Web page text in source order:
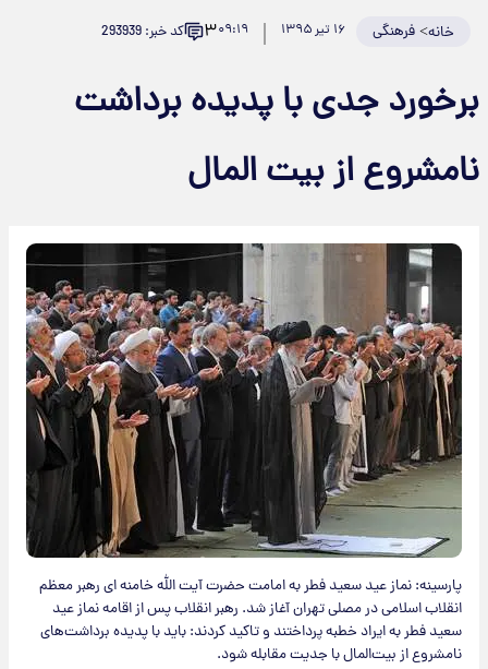
خانه>فرهنگی ۱۶ تیر ۱۳۹۵ ۰۹:۱۹۳ کد خبر: 293939
برخورد جدی با پدیده برداشت
نامشروع از بیت المال
پارسینه: نماز عید سعید فطر به امامت حضرت آیت الله خامنه ای رهبر معظم
انقلاب اسلامی در مصلی تهران آغاز شد. رهبر انقلاب پس از اقامه نماز عید
سعید فطر به ایراد خطبه پرداختند و تاکید کردند: باید با پدیده برداشت‌های
نامشروع از بیت‌المال با جدیت مقابله شود.